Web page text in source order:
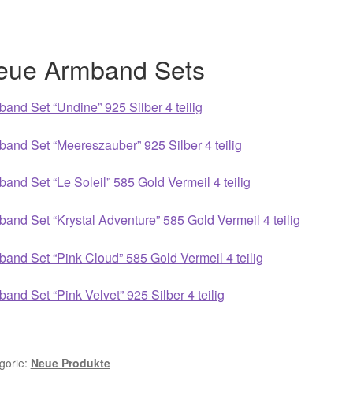
Armband Sets
Set “Undine” 925 Silber 4 teilig
Set “Meereszauber” 925 Silber 4 teilig
Set “Le Soleil” 585 Gold Vermeil 4 teilig
Set “Krystal Adventure” 585 Gold Vermeil 4 teilig
Set “Pink Cloud” 585 Gold Vermeil 4 teilig
Set “Pink Velvet” 925 Silber 4 teilig
Neue Produkte